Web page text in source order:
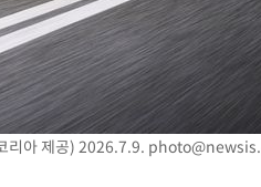
리아 제공) 2026.7.9.